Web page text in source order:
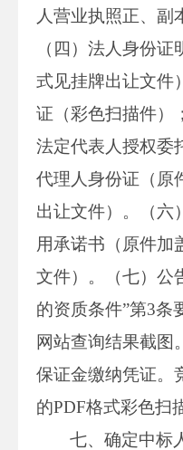
人营业执照正、副
（四）法人身份
式见挂牌出让文件
证（彩色扫描件）
法定代表人授权委
代理人身份证（原
出让文件）。（六
用承诺书（原件加
文件）。（七）公
的资质条件”第3条
网站查询结果截图
保证金缴纳凭证。
的PDF格式彩色扫
七、确定中标